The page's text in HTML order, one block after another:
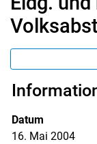
Datum
16. Mai 2004